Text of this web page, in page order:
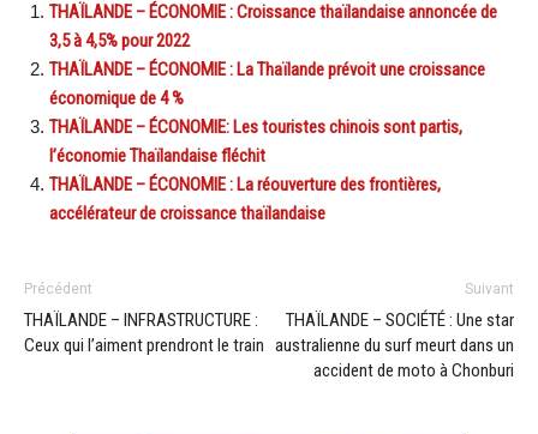
THAÏLANDE – ÉCONOMIE : Croissance thaïlandaise annoncée de
3,5 à 4,5% pour 2022
THAÏLANDE – ÉCONOMIE : La Thaïlande prévoit une croissance
économique de 4 %
THAÏLANDE – ÉCONOMIE: Les touristes chinois sont partis,
l’économie Thaïlandaise fléchit
THAÏLANDE – ÉCONOMIE : La réouverture des frontières,
accélérateur de croissance thaïlandaise
Précédent
THAÏLANDE – INFRASTRUCTURE :
Ceux qui l’aiment prendront le train
Suivant
THAÏLANDE – SOCIÉTÉ : Une star
australienne du surf meurt dans un
accident de moto à Chonburi